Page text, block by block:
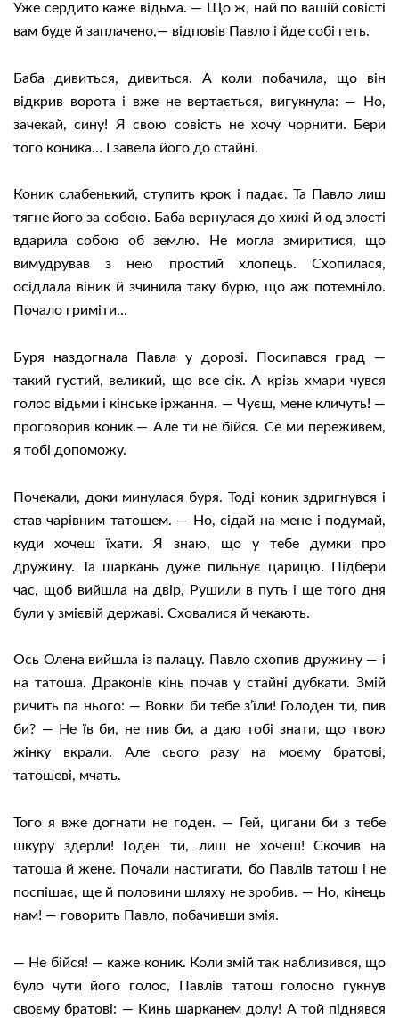
Уже сердито каже відьма. — Що ж, най по вашій совісті
вам буде й заплачено,— відповів Павло і йде собі геть.
Баба дивиться, дивиться. А коли побачила, що він
відкрив ворота і вже не вертається, вигукнула: — Но,
зачекай, сину! Я свою совість не хочу чорнити. Бери
того коника… І завела його до стайні.
Коник слабенький, ступить крок і падає. Та Павло лиш
тягне його за собою. Баба вернулася до хижі й од злості
вдарила собою об землю. Не могла змиритися, що
вимудрував з нею простий хлопець. Схопилася,
осідлала віник й зчинила таку бурю, що аж потемніло.
Почало гриміти…
Буря наздогнала Павла у дорозі. Посипався град —
такий густий, великий, що все сік. А крізь хмари чувся
голос відьми і кінське іржання. — Чуєш, мене кличуть! —
проговорив коник.— Але ти не бійся. Се ми переживем,
я тобі допоможу.
Почекали, доки минулася буря. Тоді коник здригнувся і
став чарівним татошем. — Но, сідай на мене і подумай,
куди хочеш їхати. Я знаю, що у тебе думки про
дружину. Та шаркань дуже пильнує царицю. Підбери
час, щоб вийшла на двір, Рушили в путь і ще того дня
були у змієвій державі. Сховалися й чекають.
Ось Олена вийшла із палацу. Павло схопив дружину — і
на татоша. Драконів кінь почав у стайні дубкати. Змій
ричить па нього: — Вовки би тебе з’їли! Голоден ти, пив
би? — Не їв би, не пив би, а даю тобі знати, що твою
жінку вкрали. Але сього разу на моєму братові,
татошеві, мчать.
Того я вже догнати не годен. — Гей, цигани би з тебе
шкуру здерли! Годен ти, лиш не хочеш! Скочив на
татоша й жене. Почали настигати, бо Павлів татош і не
поспішає, ще й половини шляху не зробив. — Но, кінець
нам! — говорить Павло, побачивши змія.
— Не бійся! — каже коник. Коли змій так наблизився, що
було чути його голос, Павлів татош голосно гукнув
своєму братові: — Кинь шарканем долу! А той піднявся